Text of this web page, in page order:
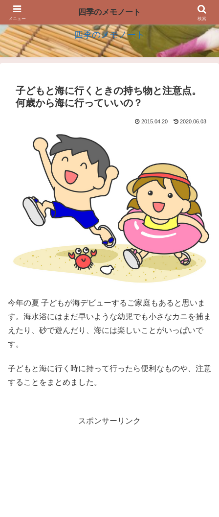
四季の生活を楽しむアイデアのメモノート
四季のメモノート
子どもと海に行くときの持ち物と注意点。
何歳から海に行っていいの？
2015.04.20 2020.06.03
今年の夏 子どもが海デビューするご家庭もあると思いま
す。海水浴にはまだ早いような幼児でも小さなカニを捕ま
えたり、砂で遊んだり、海には楽しいことがいっぱいで
す。
子どもと海に行く時に持って行ったら便利なものや、注意
することをまとめました。
スポンサーリンク
メニュー
四季のメモノート
検索